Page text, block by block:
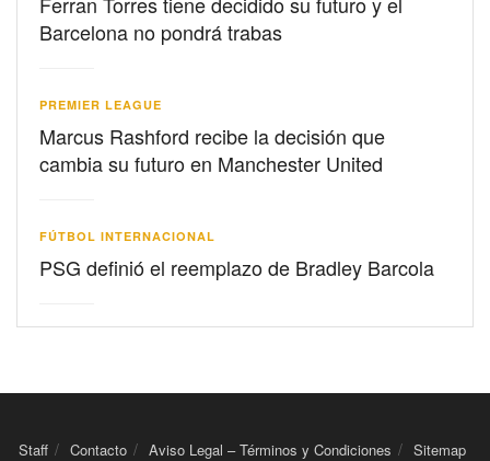
Barcelona no pondrá trabas
PREMIER LEAGUE
Marcus Rashford recibe la decisión que
cambia su futuro en Manchester United
FÚTBOL INTERNACIONAL
PSG definió el reemplazo de Bradley Barcola
Staff Contacto Aviso Legal – Términos y Condiciones Sitemap